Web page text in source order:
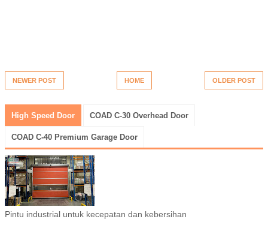
NEWER POST OLDER POST
HOME
High Speed Door COAD C-30 Overhead Door
COAD C-40 Premium Garage Door
Pintu industrial untuk kecepatan dan kebersihan